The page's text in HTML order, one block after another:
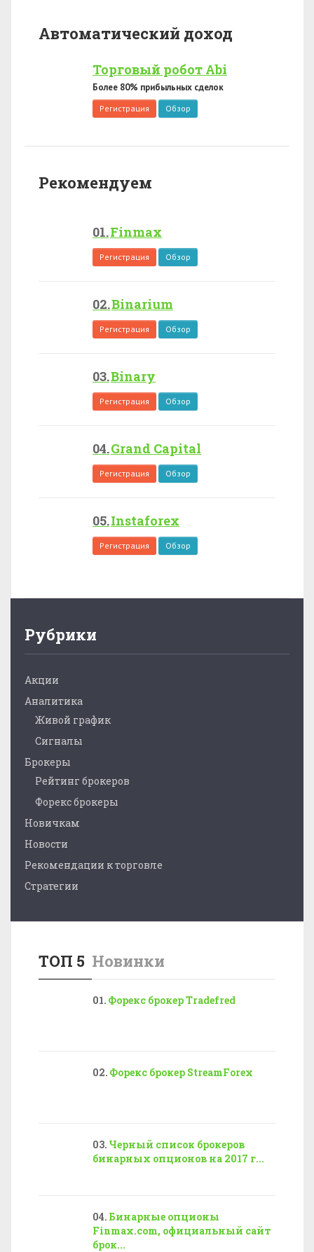
Автоматический доход
Торговый робот Abi
Более 80% прибыльных сделок
Регистрация Обзор
Рекомендуем
Finmax
Регистрация Обзор
Binarium
Регистрация Обзор
Binary
Регистрация Обзор
Grand Capital
Регистрация Обзор
Instaforex
Регистрация Обзор
Рубрики
Акции
Аналитика
Живой график
Сигналы
Брокеры
Рейтинг брокеров
Форекс брокеры
Новичкам
Новости
Рекомендации к торговле
Стратегии
ТОП 5 Новинки
Форекс брокер Tradefred
Форекс брокер StreamForex
Черный список брокеров
бинарных опционов на 2017 г...
Бинарные опционы
Finmax.com, официальный сайт
брок...